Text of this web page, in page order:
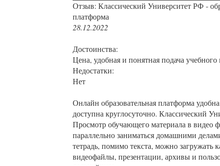
Отзыв: Классический Университет РФ -
платформа
28.12.2022
Достоинства:
Цена, удобная и понятная подача учебного
Недостатки:
Нет
Онлайн образовательная платформа
доступна круглосуточно. Классический
Просмотр обучающего материала в видео
параллельно заниматься домашними
тетрадь, помимо текста, можно загружать
видеофайлы, презентации, архивы и